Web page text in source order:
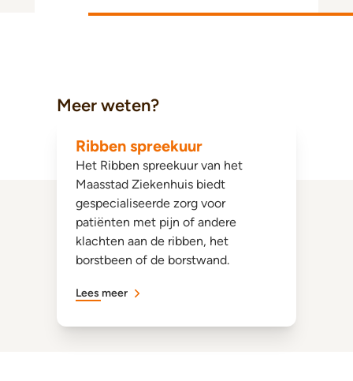
Meer weten?
Ribben spreekuur
Het Ribben spreekuur van het
Maasstad Ziekenhuis biedt
gespecialiseerde zorg voor
patiënten met pijn of andere
klachten aan de ribben, het
borstbeen of de borstwand.
Lees meer